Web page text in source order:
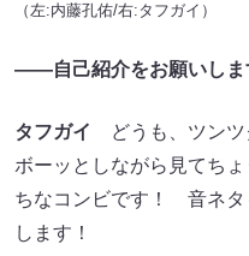
（左:内藤孔佑/右:タフガイ）
――自己紹介をお願いしま
タフガイ
どうも、ツン
ボーッとしながら見てち
ちなコンビです！ 音ネタ
します！